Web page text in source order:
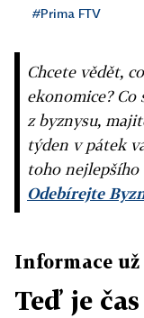
#Prima FTV
Chcete vědět,
ekonomice?
z byznysu,
týden v pátek
toho nejlepšího
Odebírejte
Informace už
Teď je